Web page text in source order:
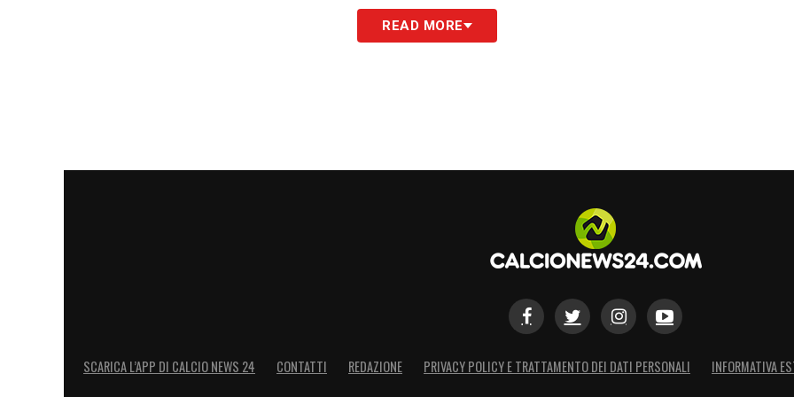
Infine, il nodo rinnovo. Il club respinge l’immagine romantica del giocatore legato alla
maglia: la richiesta iniziale di oltre 8 milioni netti a stagione, superiore al tetto fissato
READ MORE
SCARICA L’APP DI CALCIO NEWS 24 CONTATTI REDAZIONE PRIVACY POLICY E TRATTAMENTO DEI DATI PERSONALI INFORMATIVA